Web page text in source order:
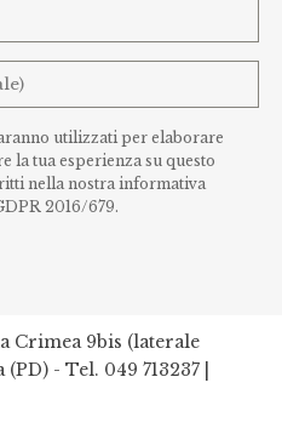
utilizzati per elaborare
la tua esperienza su questo
nella nostra informativa
2016/679.
Crimea 9bis (laterale
(PD) - Tel. 049 713237|